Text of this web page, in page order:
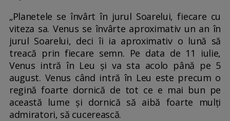
„Planetele se învârt în jurul Soarelui, fiecare cu
viteza sa. Venus se învârte aproximativ un an în
jurul Soarelui, deci îi ia aproximativ o lună să
treacă prin fiecare semn. Pe data de 11 iulie,
Venus intră în Leu și va sta acolo până pe 5
august. Venus când intră în Leu este precum o
regină foarte dornică de tot ce e mai bun pe
această lume și dornică să aibă foarte mulți
admiratori, să cucerească.